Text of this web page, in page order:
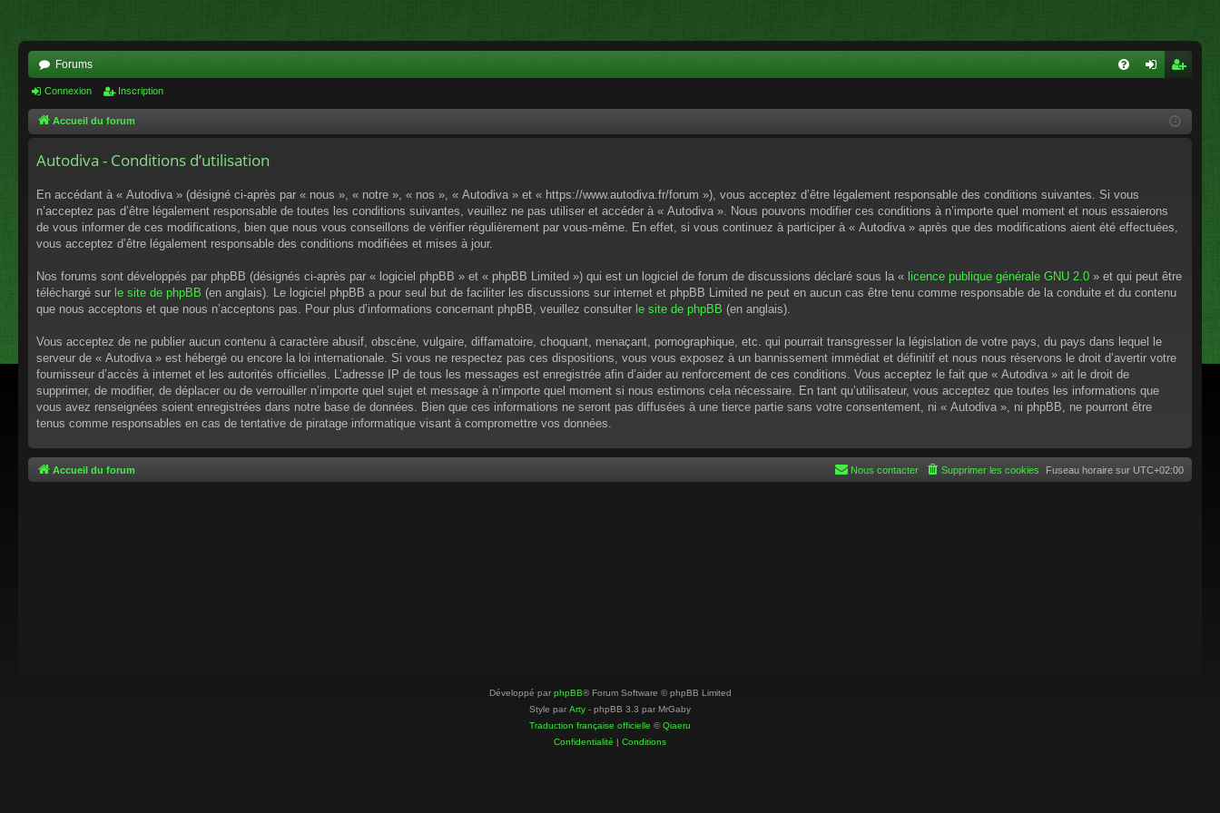
Forums
cri
Connexion Inscription
Accueil du forum
Autodiva - Conditions d’utilisation
En accédant à « Autodiva » (désigné ci-après par « nous », « notre », « nos », « Autodiva » et « https://www.autodiva.fr/forum »), vous acceptez d’être légalement responsable des conditions suivantes. Si vous
n’acceptez pas d’être légalement responsable de toutes les conditions suivantes, veuillez ne pas utiliser et accéder à « Autodiva ». Nous pouvons modifier ces conditions à n’importe quel moment et nous essaierons
de vous informer de ces modifications, bien que nous vous conseillons de vérifier régulièrement par vous-même. En effet, si vous continuez à participer à « Autodiva » après que des modifications aient été effectuées,
vous acceptez d’être légalement responsable des conditions modifiées et mises à jour.
Nos forums sont développés par phpBB (désignés ci-après par « logiciel phpBB » et « phpBB Limited ») qui est un logiciel de forum de discussions déclaré sous la « licence publique générale GNU 2.0 » et qui peut être
téléchargé sur le site de phpBB (en anglais). Le logiciel phpBB a pour seul but de faciliter les discussions sur internet et phpBB Limited ne peut en aucun cas être tenu comme responsable de la conduite et du contenu
que nous acceptons et que nous n’acceptons pas. Pour plus d’informations concernant phpBB, veuillez consulter le site de phpBB (en anglais).
Vous acceptez de ne publier aucun contenu à caractère abusif, obscène, vulgaire, diffamatoire, choquant, menaçant, pornographique, etc. qui pourrait transgresser la législation de votre pays, du pays dans lequel le
serveur de « Autodiva » est hébergé ou encore la loi internationale. Si vous ne respectez pas ces dispositions, vous vous exposez à un bannissement immédiat et définitif et nous nous réservons le droit d’avertir votre
fournisseur d’accès à internet et les autorités officielles. L’adresse IP de tous les messages est enregistrée afin d’aider au renforcement de ces conditions. Vous acceptez le fait que « Autodiva » ait le droit de
supprimer, de modifier, de déplacer ou de verrouiller n’importe quel sujet et message à n’importe quel moment si nous estimons cela nécessaire. En tant qu’utilisateur, vous acceptez que toutes les informations que
vous avez renseignées soient enregistrées dans notre base de données. Bien que ces informations ne seront pas diffusées à une tierce partie sans votre consentement, ni « Autodiva », ni phpBB, ne pourront être
tenus comme responsables en cas de tentative de piratage informatique visant à compromettre vos données.
Accueil du forum Fuseau horaire sur UTC+02:00
Supprimer les cookies
Nous contacter
Développé par phpBB® Forum Software © phpBB Limited
Style par Arty - phpBB 3.3 par MrGaby
Traduction française officielle ©Qiaeru
Confidentialité | Conditions